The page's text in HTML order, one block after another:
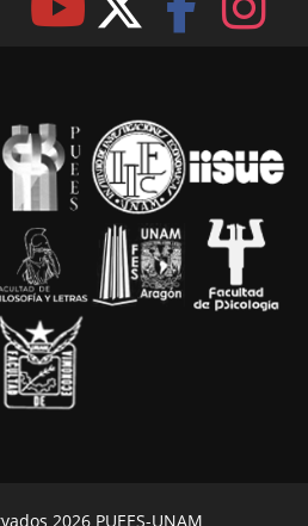
2026 PUEES-UNAM